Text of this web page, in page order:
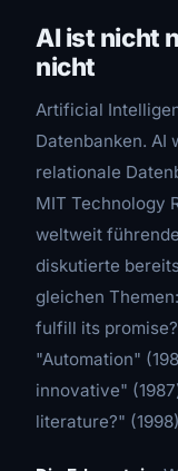
AI ist nicht
nicht
Artificial
Datenbanken. AI
relationale
MIT Technology
weltweit
diskutierte
gleichen
fulfill its
"Automation"
innovative"
literature?"